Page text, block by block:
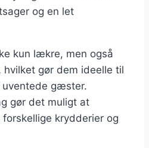
og en let
kun lækre, men også
gør dem ideelle til
uventede gæster.
gør det muligt at
krydderier og